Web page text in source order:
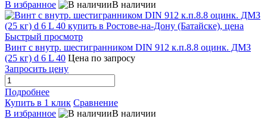
В избранное В наличии
Быстрый просмотр
Винт с внутр. шестигранником DIN 912 к.п.8.8 оцинк. ДМЗ
(25 кг) d 6 L 40 Цена по запросу
Запросить цену
Подробнее
Купить в 1 клик Сравнение
В избранное
В наличии